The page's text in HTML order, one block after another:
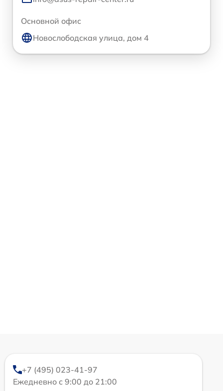
Основной офис
Новослободская улица, дом 4
+7 (495) 023-41-97
Ежедневно с 9:00 до 21:00